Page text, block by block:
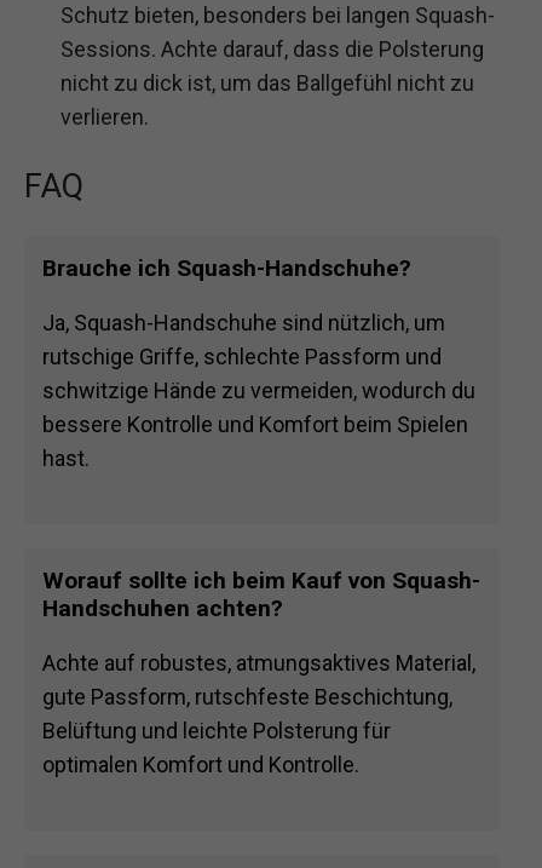
Schutz bieten, besonders bei langen Squash-
Sessions. Achte darauf, dass die Polsterung
nicht zu dick ist, um das Ballgefühl nicht zu
verlieren.
FAQ
Brauche ich Squash-Handschuhe?
Ja, Squash-Handschuhe sind nützlich, um
rutschige Griffe, schlechte Passform und
schwitzige Hände zu vermeiden, wodurch du
bessere Kontrolle und Komfort beim Spielen
hast.
Worauf sollte ich beim Kauf von Squash-
Handschuhen achten?
Achte auf robustes, atmungsaktives Material,
gute Passform, rutschfeste Beschichtung,
Belüftung und leichte Polsterung für
optimalen Komfort und Kontrolle.